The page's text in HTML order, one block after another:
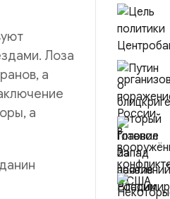
Лоза
а
а